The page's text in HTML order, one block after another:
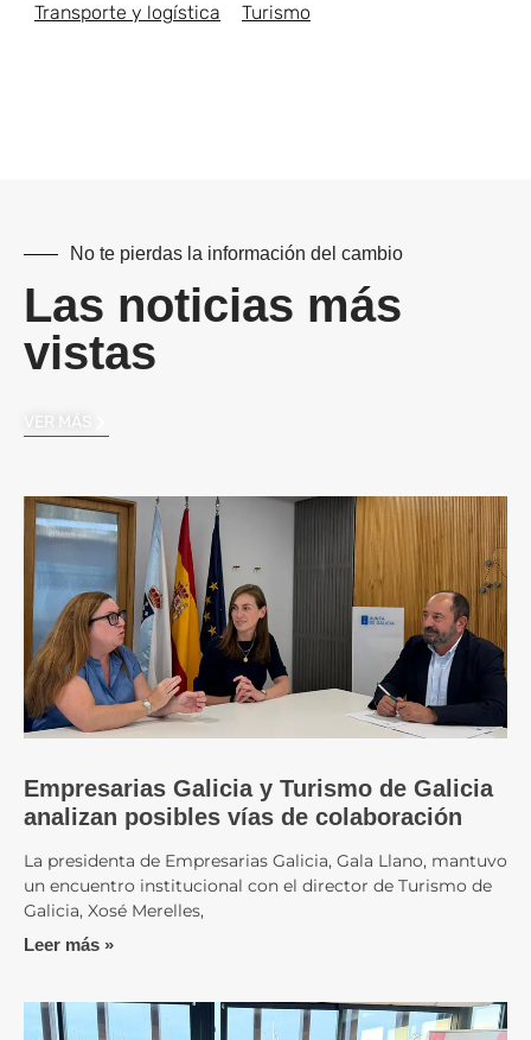
Transporte y logística Turismo
No te pierdas la información del cambio
Las noticias más
vistas
VER MÁS
Empresarias Galicia y Turismo de Galicia
analizan posibles vías de colaboración
La presidenta de Empresarias Galicia, Gala Llano, mantuvo
un encuentro institucional con el director de Turismo de
Galicia, Xosé Merelles,
Leer más »